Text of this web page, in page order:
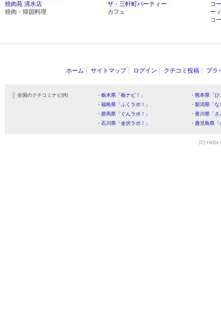
焼肉苑 清水店
焼肉・韓国料理
ザ・三軒町パーティー
カフェ
コ
ー
コ
ホーム サイトマップ ログイン クチコミ投稿 プラ
全国のクチコミナビ(R) ・栃木県「栃ナビ！」
・熊本県「
・福島県「ふくラボ！」
・新潟県「
・群馬県「ぐんラボ！」
・香川県「
・石川県「金沢ラボ！」
・鹿児島県
(C) HitBit